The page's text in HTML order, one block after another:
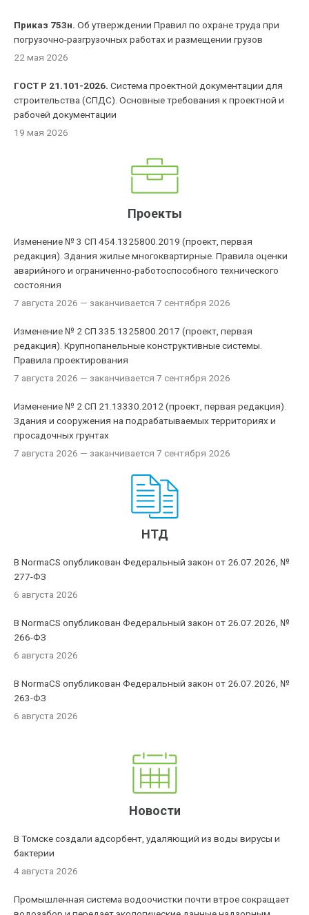
Приказ 753н. Об утверждении Правил по охране труда при
погрузочно-разгрузочных работах и размещении грузов
22 мая 2026
ГОСТ Р 21.101-2026. Система проектной документации для
строительства (СПДС). Основные требования к проектной и
рабочей документации
19 мая 2026
Проекты
Изменение № 3 СП 454.1325800.2019 (проект, первая
редакция). Здания жилые многоквартирные. Правила оценки
аварийного и ограниченно-работоспособного технического
состояния
7 августа 2026 — заканчивается 7 сентября 2026
Изменение № 2 СП 335.1325800.2017 (проект, первая
редакция). Крупнопанельные конструктивные системы.
Правила проектирования
7 августа 2026 — заканчивается 7 сентября 2026
Изменение № 2 СП 21.13330.2012 (проект, первая редакция).
Здания и сооружения на подрабатываемых территориях и
просадочных грунтах
7 августа 2026 — заканчивается 7 сентября 2026
НТД
В NormaCS опубликован Федеральный закон от 26.07.2026, №
277-ФЗ
6 августа 2026
В NormaCS опубликован Федеральный закон от 26.07.2026, №
266-ФЗ
6 августа 2026
В NormaCS опубликован Федеральный закон от 26.07.2026, №
263-ФЗ
6 августа 2026
Новости
В Томске создали адсорбент, удаляющий из воды вирусы и
бактерии
4 августа 2026
Промышленная система водоочистки почти втрое сокращает